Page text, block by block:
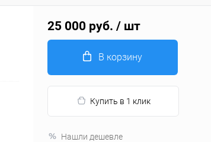
25 000 руб. / шт
В корзину
Купить в 1 клик
Нашли дешевле